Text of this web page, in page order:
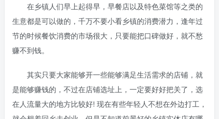
在乡镇人们早上起得早，早餐店以及特色菜馆等之类的
生意都是可以做的，千万不要小看乡镇的消费潜力，逢年过
节的时候餐饮消费的市场很大，只要能把口碑做好，就不愁
赚不到钱。
其实只要大家能够开一些能够满足生活需求的店铺，就
是能够赚钱的，不过在店铺选址上，一定要好好把关了，选
在人流量大的地方比较好! 现在有些年轻人不想在外边打工，